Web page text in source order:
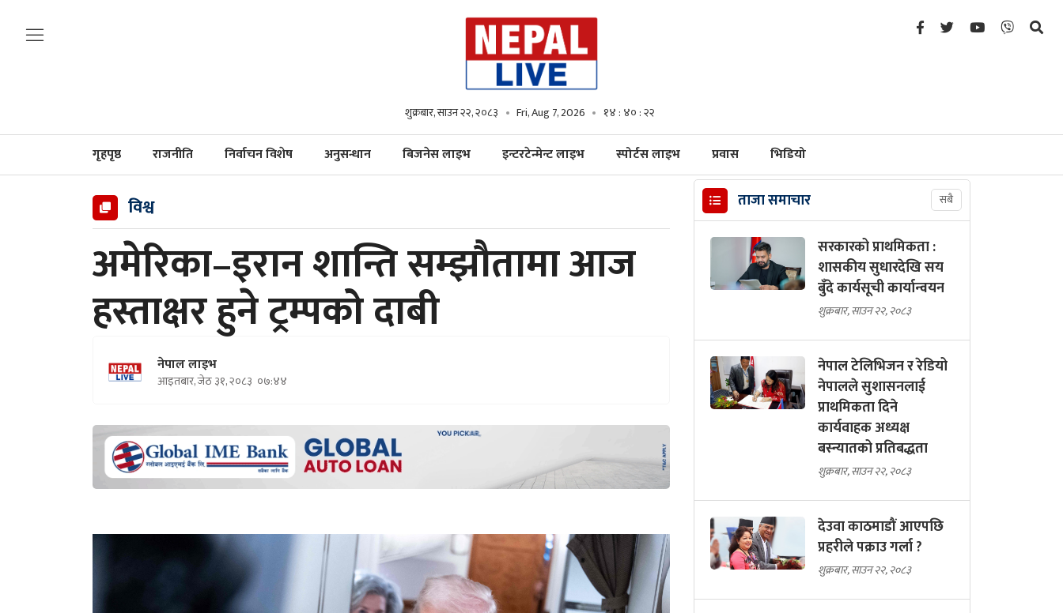
शुक्रबार, साउन २२, २०८३ Fri, Aug 7, 2026 १४ : ४० : २४
गृहपृष्ठ राजनीति निर्वाचन विशेष अनुसन्धान बिजनेस लाइभ इन्टरटेन्मेन्ट लाइभ स्पोर्टस लाइभ प्रवास भिडियो
विश्व
अमेरिका–इरान शान्ति सम्झौतामा आज
हस्ताक्षर हुने ट्रम्पको दाबी
नेपाल लाइभ
आइतबार, जेठ ३१, २०८३ ०७:४४
ताजा समाचार सबै
सरकारको प्राथमिकता :
शासकीय सुधारदेखि सय
बुँदे कार्यसूची कार्यान्वयन
शुक्रबार, साउन २२, २०८३
नेपाल टेलिभिजन र रेडियो
नेपालले सुशासनलाई
प्राथमिकता दिने
कार्यवाहक अध्यक्ष
बस्न्यातको प्रतिबद्धता
शुक्रबार, साउन २२, २०८३
देउवा काठमाडौं आएपछि
प्रहरीले पक्राउ गर्ला ?
शुक्रबार, साउन २२, २०८३